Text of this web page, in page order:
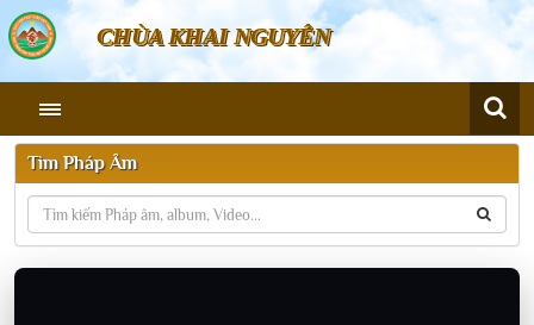
CHÙA KHAI NGUYÊN
Tìm Pháp Âm